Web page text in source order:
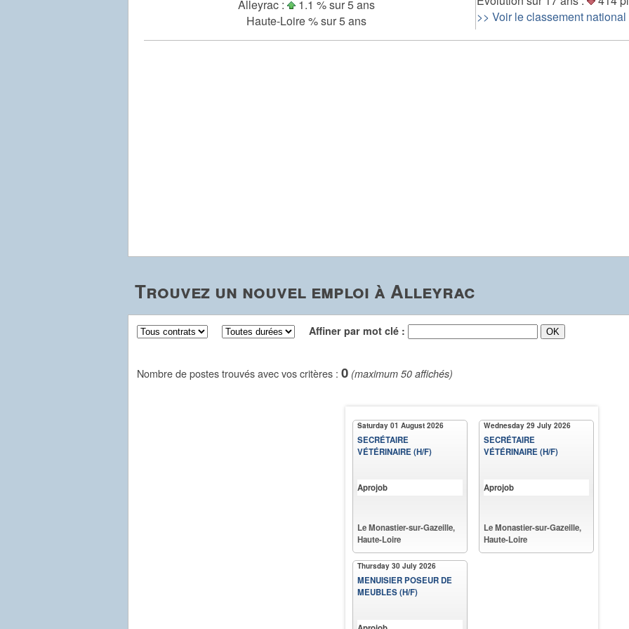
Alleyrac :
1.1 % sur 5 ans
Haute-Loire % sur 5 ans
>> Voir le classement national
Trouvez un nouvel emploi à Alleyrac
Affiner par mot clé :
Nombre de postes trouvés avec vos critères : 0 (maximum 50 affichés)
Saturday 01 August 2026
SECRÉTAIRE
VÉTÉRINAIRE (H/F)
Aprojob
Le Monastier-sur-Gazeille,
Haute-Loire
Thursday 30 July 2026
MENUISIER POSEUR DE
MEUBLES (H/F)
Wednesday 29 July 2026
SECRÉTAIRE
VÉTÉRINAIRE (H/F)
Aprojob
Le Monastier-sur-Gazeille,
Haute-Loire